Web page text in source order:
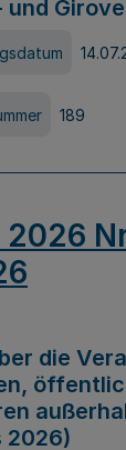
und
189
2026
die
2026)